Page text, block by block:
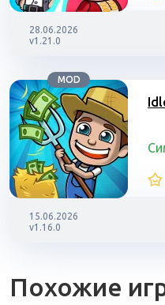
28.06.2026
v1.21.0
MOD
15.06.2026
v1.16.0
Похожие